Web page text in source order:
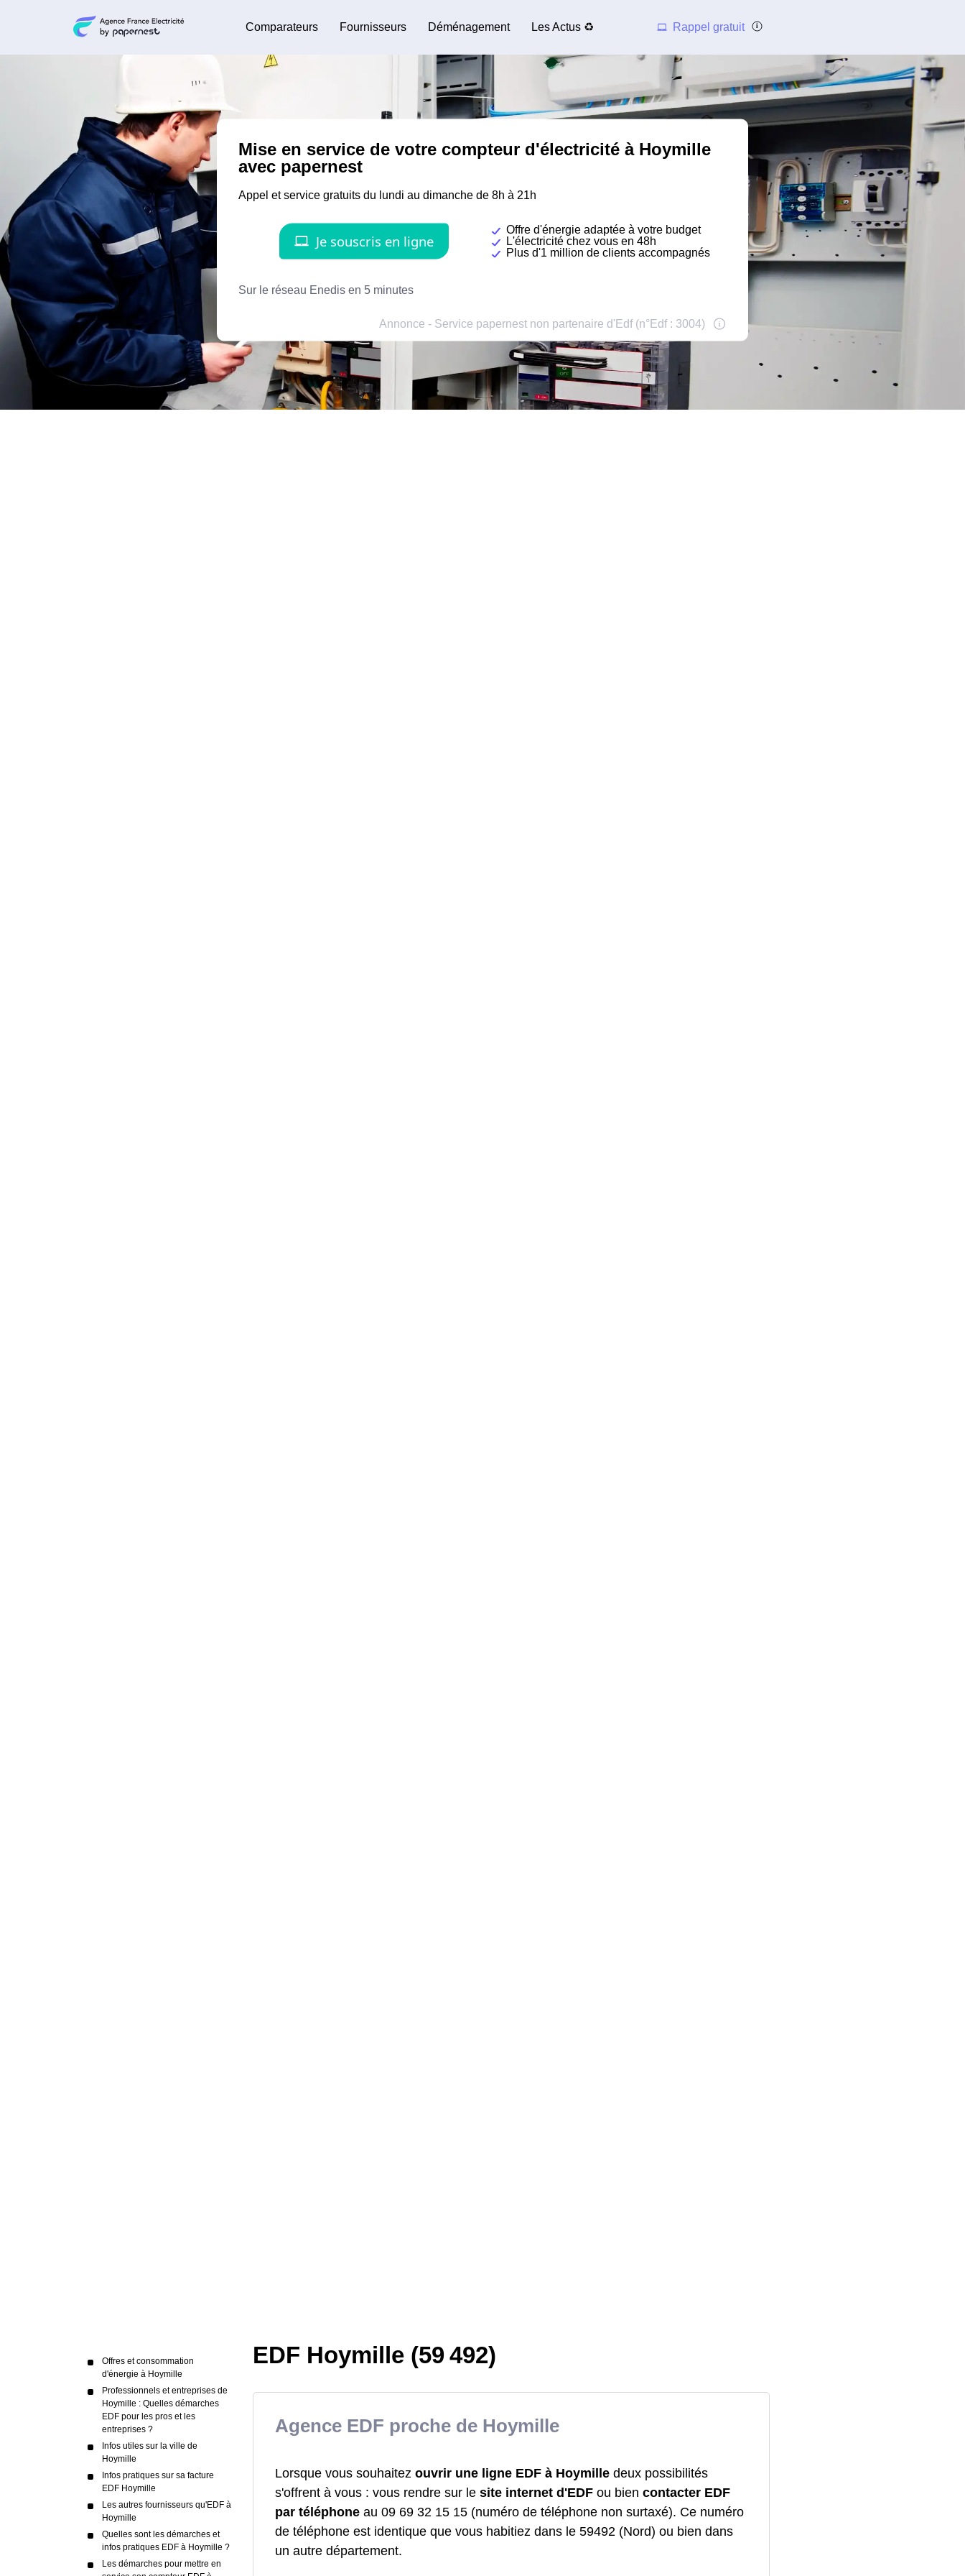
Comparateurs Fournisseurs Déménagement Les Actus ♻️ Rappel gratuit
Offres et consommation
d'énergie à Hoymille
Professionnels et entreprises de
Hoymille : Quelles démarches
EDF pour les pros et les
entreprises ?
Infos utiles sur la ville de
Hoymille
Infos pratiques sur sa facture
EDF Hoymille
Les autres fournisseurs qu'EDF à
Hoymille
Quelles sont les démarches et
infos pratiques EDF à Hoymille ?
Les démarches pour mettre en
EDF Hoymille (59 492)
Agence EDF proche de Hoymille
Lorsque vous souhaitez ouvrir une ligne EDF à Hoymille deux possibilités
s'offrent à vous : vous rendre sur le site internet d'EDF ou bien contacter EDF
par téléphone au 09 69 32 15 15 (numéro de téléphone non surtaxé). Ce numéro
de téléphone est identique que vous habitiez dans le 59492 (Nord) ou bien dans
un autre département.